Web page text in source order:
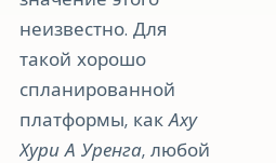
неизвестно. Для
такой хорошо
спланированной
платформы, какАху
Хури А Уренга, любой